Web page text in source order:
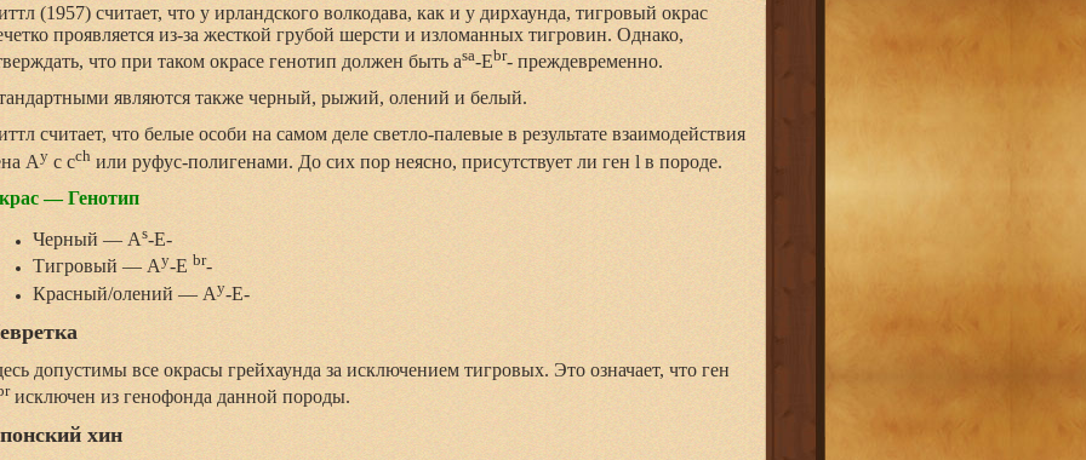
(1957) считает, что у ирландского волкодава, как и у дирхаунда, тигровый окрас
проявляется из-за жесткой грубой шерсти и изломанных тигровин. Однако,
что при таком окрасе генотип должен быть asa-Ebr- преждевременно.
являются также черный, рыжий, олений и белый.
считает, что белые особи на самом деле светло-палевые в результате взаимодействия
Ay с cch или руфус-полигенами. До сих пор неясно, присутствует ли ген l в породе.
— Генотип
Черный — As-Е-
Тигровый — Ay-E br-
Красный/олений — Ay-Е-
допустимы все окрасы грейхаунда за исключением тигровых. Это означает, что ген
исключен из генофонда данной породы.
хин